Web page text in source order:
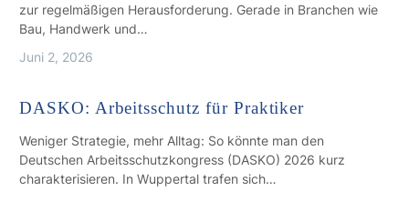
zur regelmäßigen Herausforderung. Gerade in Branchen wie
Bau, Handwerk und…
Juni 2, 2026
DASKO: Arbeitsschutz für Praktiker
Weniger Strategie, mehr Alltag: So könnte man den
Deutschen Arbeitsschutzkongress (DASKO) 2026 kurz
charakterisieren. In Wuppertal trafen sich…